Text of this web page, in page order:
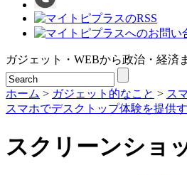
ガジェット・WEBから政治・経済
ホーム > ガジェット的なこと > ス
スマホでデスクトップ体験を提供
スクリーンショ